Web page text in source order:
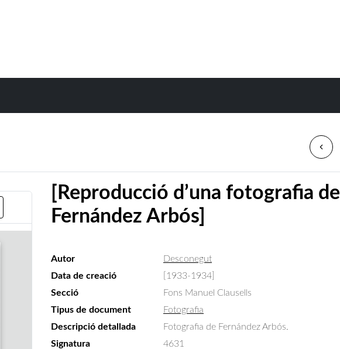
[Reproducció d’una fotografia de
Fernández Arbós]
Autor
Desconegut
Data de creació
[1933-1934]
Secció
Fons Manuel Clausells
Tipus de document
Fotografia
Descripció detallada
Fotografia de Fernández Arbós.
Signatura
4631